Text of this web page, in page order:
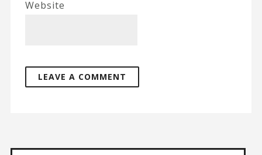
Website